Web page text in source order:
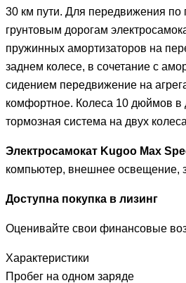
30 км пути. Для передвижения по
грунтовым дорогам
пружинных амортизаторов на
заднем колесе, в сочетание с
сидением передвижение на
комфортное. Колеса 10 дюймов в
тормозная система на двух
Электросамокат Kugoo Max
компьютер, внешнее освещение,
Доступна покупка в лизинг
Оценивайте свои финансовые
Характеристики
Пробег на одном заряде